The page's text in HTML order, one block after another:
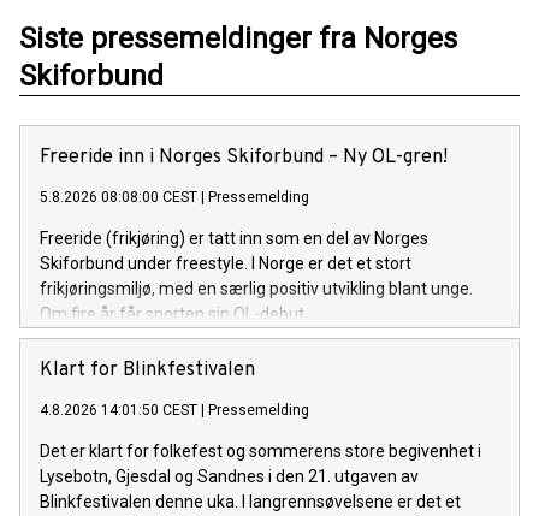
Siste pressemeldinger fra Norges
Skiforbund
Freeride inn i Norges Skiforbund – Ny OL-gren!
5.8.2026 08:08:00 CEST Pressemelding
Freeride (frikjøring) er tatt inn som en del av Norges
Skiforbund under freestyle. I Norge er det et stort
frikjøringsmiljø, med en særlig positiv utvikling blant unge.
Om fire år får sporten sin OL-debut.
Klart for Blinkfestivalen
4.8.2026 14:01:50 CEST Pressemelding
Det er klart for folkefest og sommerens store begivenhet i
Lysebotn, Gjesdal og Sandnes i den 21. utgaven av
Blinkfestivalen denne uka. I langrennsøvelsene er det et